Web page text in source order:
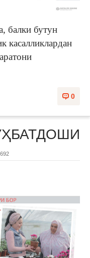
балки бутун
касалликлардан
0
692